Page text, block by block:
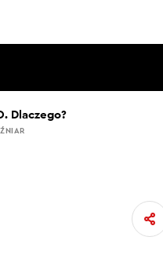
Dlaczego?